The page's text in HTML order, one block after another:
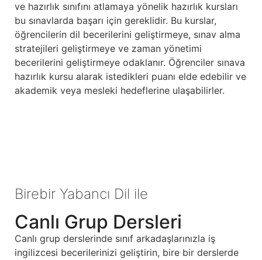
ve hazırlık sınıfını atlamaya yönelik hazırlık kursları
bu sınavlarda başarı için gereklidir. Bu kurslar,
öğrencilerin dil becerilerini geliştirmeye, sınav alma
stratejileri geliştirmeye ve zaman yönetimi
becerilerini geliştirmeye odaklanır. Öğrenciler sınava
hazırlık kursu alarak istedikleri puanı elde edebilir ve
akademik veya mesleki hedeflerine ulaşabilirler.
Birebir Yabancı Dil ile
Canlı Grup Dersleri
Canlı grup derslerinde sınıf arkadaşlarınızla iş
ingilizcesi becerilerinizi geliştirin, bire bir derslerde